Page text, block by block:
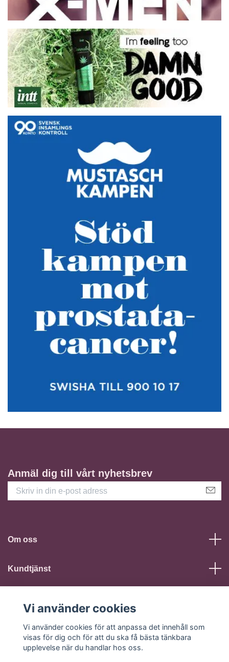
Anmäl dig till vårt nyhetsbrev
Om oss
Kundtjänst
Sociala medier
Vi använder cookies
Vi använder cookies för att anpassa det innehåll som
visas för dig och för att du ska få bästa tänkbara
upplevelse när du handlar hos oss.